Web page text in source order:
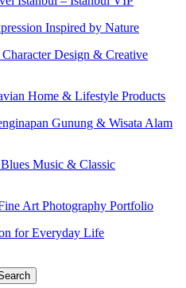
Inspired by Nature
Design & Creative
Home & Lifestyle Products
Gunung & Wisata Alam
Music & Classic
Art Photography Portfolio
for Everyday Life